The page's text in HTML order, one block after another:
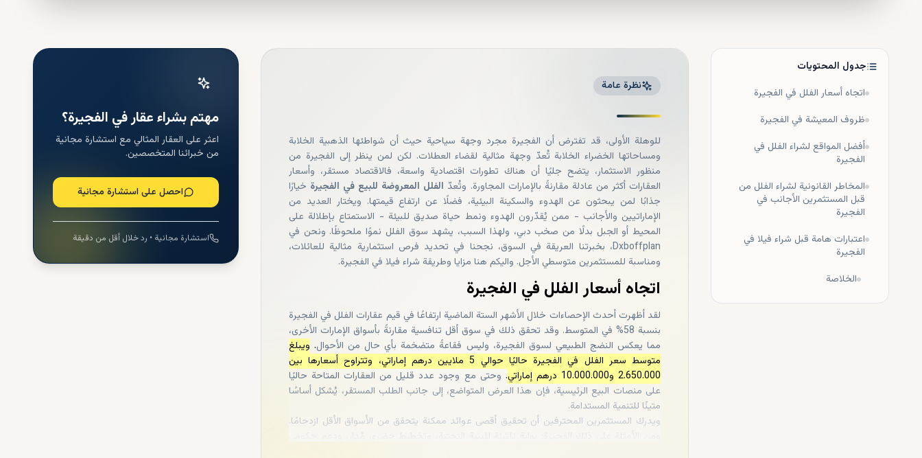
جدول المحتويات
اتجاه أسعار الفلل في الفجيرة
ظروف المعيشة في الفجيرة
أفضل المواقع لشراء الفلل في
الفجيرة
المخاطر القانونية لشراء الفلل من
قبل المستثمرين الأجانب في
الفجيرة
اعتبارات هامة قبل شراء فيلا في
الفجيرة
الخلاصة
نظرة عامة
للوهلة الأولى، قد تفترض أن الفجيرة مجرد وجهة سياحية حيث أن شواطئها الذهبية الخلابة
ومساحاتها الخضراء الخلابة تُعدّ وجهة مثالية لقضاء العطلات. لكن لمن ينظر إلى الفجيرة من
منظور الاستثمار، يتضح جليًا أن هناك تطورات اقتصادية واسعة، فالاقتصاد مستقر، وأسعار
العقارات أكثر من عادلة مقارنةً بالإمارات المجاورة. وتُعدّ الفلل المعروضة للبيع في الفجيرة خيارًا
جذابًا لمن يبحثون عن الهدوء والسكينة البيئية، فضلًا عن ارتفاع قيمتها. ويختار العديد من
الإماراتيين والأجانب - ممن يُقدّرون الهدوء ونمط حياة صديق للبيئة - الاستمتاع بإطلالة على
المحيط أو الجبل بدلًا من صخب دبي، ولهذا السبب، يشهد سوق الفلل نموًا ملحوظًا. ونحن في
Dxboffplan، بخبرتنا العريقة في السوق، نجحنا في تحديد فرص استثمارية مثالية للعائلات،
ومناسبة للمستثمرين متوسطي الأجل. واليكم هنا مزايا وطريقة شراء فيلا في الفجيرة.
اتجاه أسعار الفلل في الفجيرة
لقد أظهرت أحدث الإحصاءات خلال الأشهر الستة الماضية ارتفاعًا في قيم عقارات الفلل في الفجيرة
بنسبة 58% في المتوسط. وقد تحقق ذلك في سوق أقل تنافسية مقارنةً بأسواق الإمارات الأخرى،
مما يعكس النضج الطبيعي لسوق الفجيرة، وليس فقاعةً متضخمة بأي حال من الأحوال. ويبلغ
متوسط سعر الفلل في الفجيرة حاليًا حوالي 5 ملايين درهم إماراتي، وتتراوح أسعارها بين
2.650.000 و10.000.000 درهم إماراتي
. وحتى مع وجود عدد قليل من العقارات المتاحة حاليًا
على منصات البيع الرئيسية، فإن هذا العرض المتواضع، إلى جانب الطلب المستقر، يُشكل أساسًا
متينًا للتنمية المستدامة.
ويدرك المستثمرين المحترفين أن تحقيق أقصى عوائد ممكنة يتحقق من الأسواق الأقل ازدحامًا.
مهتم بشراء عقار في الفجيرة؟
اعثر على العقار المثالي مع استشارة مجانية
من خبرائنا المتخصصين.
احصل على استشارة مجانية
استشارة مجانية • رد خلال أقل من دقيقة